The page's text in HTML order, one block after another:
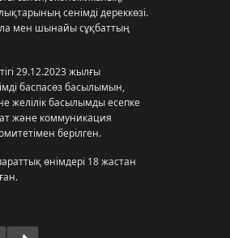
сенімді дереккөзі.
мен шынайы сұқбаттың
29.12.2023 жылғы
баспасөз басылымын,
желілік басылымды есепке
және коммуникация
берілген.
өнімдері 18 жастан